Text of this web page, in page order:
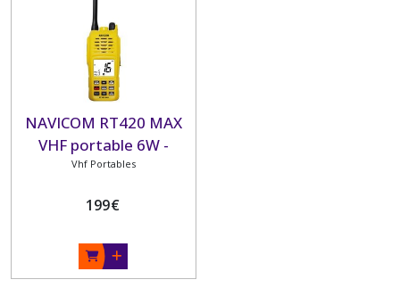
NAVICOM RT420 MAX
VHF portable 6W -
Etanche IPX 7 et
Vhf Portables
199€